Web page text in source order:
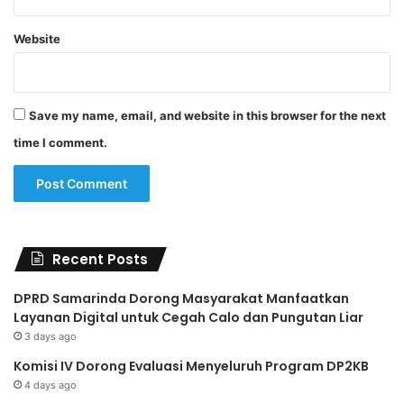
Website
Save my name, email, and website in this browser for the next
time I comment.
Recent Posts
DPRD Samarinda Dorong Masyarakat Manfaatkan
Layanan Digital untuk Cegah Calo dan Pungutan Liar
3 days ago
Komisi IV Dorong Evaluasi Menyeluruh Program DP2KB
4 days ago